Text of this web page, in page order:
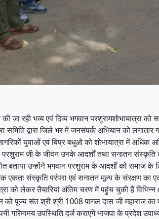
रही भव्य एवं दिव्य भगवान परशुरामशोभायात्रा को
समिति द्वारा जिले भर में जनसंपर्क अभियान को
युवाओं एवं बिप्र बधुओ को शोभायात्रा में अधिक
जी के जीवन उनके आदर्शों तथा सनातन
बताया उन्होंने भगवान परशुराम के आदर्शों को समाज
एकता संस्कृति परंपरा एवं सनातन मूल्य के संरक्षण का
को लेकर तैयारियां अंतिम चरण में पहुंच चुकी हैं
संत श्री श्री 1008 पागल दास जी महाराज का
उपस्थिति दर्ज कराएंगे भाजपा के प्रदेश